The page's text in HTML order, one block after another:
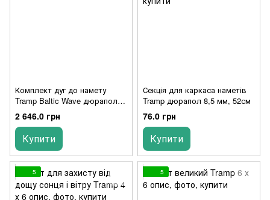
Комплект дуг до намету
Tramp Baltic Wave дюрапол
11 мм
2 646.0 грн
Купити
Секція для каркаса наметів
Tramp дюрапол 8,5 мм, 52см
76.0 грн
Купити
5 5